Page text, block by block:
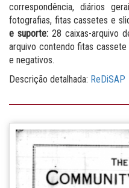
correspondência, diários
fotografias, fitas cassetes e
e suporte: 28 caixas-arquivo
arquivo contendo fitas
e negativos.
Descrição detalhada: ReDiSAP